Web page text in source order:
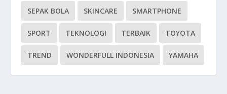
SEPAK BOLA SKINCARE SMARTPHONE
SPORT TEKNOLOGI TERBAIK TOYOTA
TREND WONDERFULL INDONESIA YAMAHA